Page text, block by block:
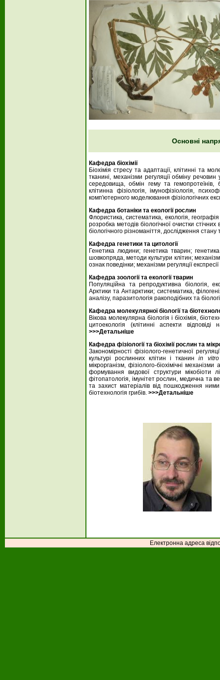
Основні
Кафедра біохімії
Біохімія стресу та адаптації, клітинні та
тканині, механізми регуляції обміну
середовища, обмін гему та гемопротеїнів,
клітинна фізіологія, імунофізіологія,
комп'ютерного моделювання фізіологічних
Кафедра ботаніки та екології рослин
Флористика, систематика, екологія,
розробка методів біологічної очистки
біологічного різноманіття, дослідження
Кафедра генетики та цитології
Генетика людини; генетика тварин;
шовкопряда, методи культури клітин;
ознак поведінки; механізми регуляції експресії
Кафедра зоології та екології тварин
Популяційна та репродуктивна біологія,
Арктики та Антарктики; систематика,
аналізу, паразитологія ракоподібних та
Кафедра молекулярної біології та
Вікова молекулярна біологія і біохімія,
цитоекологія (клітинні аспекти
>>>Детальніше
Кафедра фізіології та біохімії рослин та
Закономірності фізіолого-генетичної
культурі рослинних клітин і тканинin
мікрорганізм, фізіолого-біохімічні
формування видової структури мікобіоти
фітопатологія, імунітет рослин, медична та
та захист матеріалів від пошкодження
біотехнологія грибів. >>>Детальніше
Електронна адреса